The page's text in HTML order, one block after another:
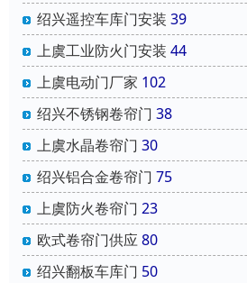
绍兴遥控车库门安装 39
上虞工业防火门安装 44
上虞电动门厂家 102
绍兴不锈钢卷帘门 38
上虞水晶卷帘门 30
绍兴铝合金卷帘门 75
上虞防火卷帘门 23
欧式卷帘门供应80
绍兴翻板车库门 50